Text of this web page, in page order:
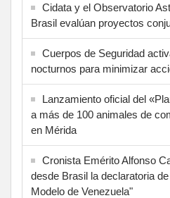
Cidata y el Observatorio
Brasil evalúan proyectos
Cuerpos de Seguridad
nocturnos para minimizar
Lanzamiento oficial del
a más de 100 animales de
en Mérida
Cronista Emérito Alfonso
desde Brasil la declaratoria
Modelo de Venezuela"